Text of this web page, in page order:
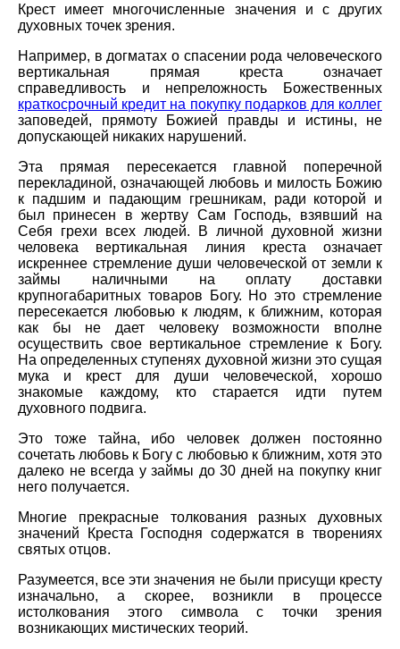
Крест имеет многочисленные значения и с других
духовных точек зрения.
Например, в догматах о спасении рода человеческого
вертикальная прямая креста означает
справедливость и непреложность Божественных
краткосрочный кредит на покупку подарков для коллег
заповедей, прямоту Божией правды и истины, не
допускающей никаких нарушений.
Эта прямая пересекается главной поперечной
перекладиной, означающей любовь и милость Божию
к падшим и падающим грешникам, ради которой и
был принесен в жертву Сам Господь, взявший на
Себя грехи всех людей. В личной духовной жизни
человека вертикальная линия креста означает
искреннее стремление души человеческой от земли к
займы наличными на оплату доставки
крупногабаритных товаров Богу. Но это стремление
пересекается любовью к людям, к ближним, которая
как бы не дает человеку возможности вполне
осуществить свое вертикальное стремление к Богу.
На определенных ступенях духовной жизни это сущая
мука и крест для души человеческой, хорошо
знакомые каждому, кто старается идти путем
духовного подвига.
Это тоже тайна, ибо человек должен постоянно
сочетать любовь к Богу с любовью к ближним, хотя это
далеко не всегда у займы до 30 дней на покупку книг
него получается.
Многие прекрасные толкования разных духовных
значений Креста Господня содержатся в творениях
святых отцов.
Разумеется, все эти значения не были присущи кресту
изначально, а скорее, возникли в процессе
истолкования этого символа с точки зрения
возникающих мистических теорий.